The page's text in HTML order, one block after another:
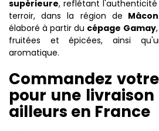
supérieure, reflétant
terroir, dans la région de Mâcon
élaboré à partir du cépage Gamay
fruitées et épicées, ainsi
aromatique.
Commandez
pour une
ailleurs en France